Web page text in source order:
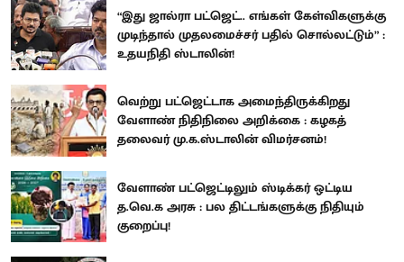
“இது ஜால்ரா பட்ஜெட்.. எங்கள் கேள்விகளுக்கு
முடிந்தால் முதலமைச்சர் பதில் சொல்லட்டும்” :
உதயநிதி ஸ்டாலின்!
வெற்று பட்ஜெட்டாக அமைந்திருக்கிறது
வேளாண் நிதிநிலை அறிக்கை : கழகத்
தலைவர் மு.க.ஸ்டாலின் விமர்சனம்!
வேளாண் பட்ஜெட்டிலும் ஸ்டிக்கர் ஒட்டிய
த.வெ.க அரசு : பல திட்டங்களுக்கு நிதியும்
குறைப்பு!